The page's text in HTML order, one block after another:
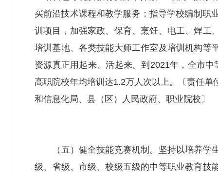
买前沿技术课程和教学服务；指导学校编制
训项目，加强家政、保育、烹饪、电工、焊工
培训基地、各类技能大师工作室及培训机构等
资源真正用起来、活起来。到2021年，全市
高职院校年均培训达1.2万人次以上。〔责任单
和信息化局、县（区）人民政府、职业院校〕
（五）健全技能竞赛机制。坚持以培养学
级、省级、市级、校级五级的中等职业教育技